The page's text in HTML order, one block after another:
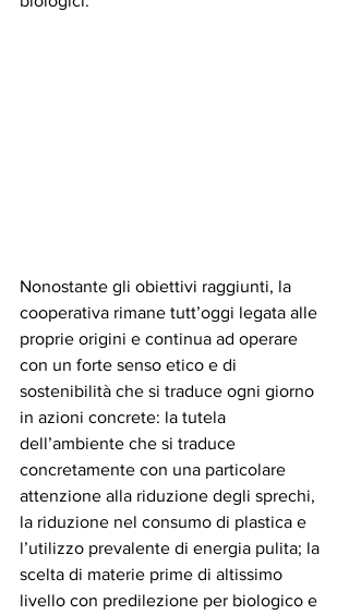
Nonostante gli obiettivi raggiunti, la
cooperativa rimane tutt’oggi legata alle
proprie origini e continua ad operare
con un forte senso etico e di
sostenibilità che si traduce ogni giorno
in azioni concrete: la tutela
dell’ambiente che si traduce
concretamente con una particolare
attenzione alla riduzione degli sprechi,
la riduzione nel consumo di plastica e
l’utilizzo prevalente di energia pulita; la
scelta di materie prime di altissimo
livello con predilezione per biologico e